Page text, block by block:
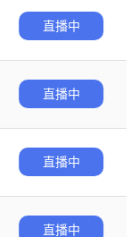
直播中
直播中
直播中
直播中